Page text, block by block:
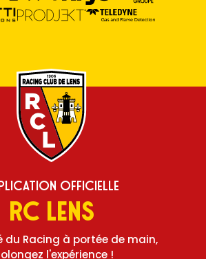
Officielle
RC Lens
du Racing à portée de main,
l'expérience !